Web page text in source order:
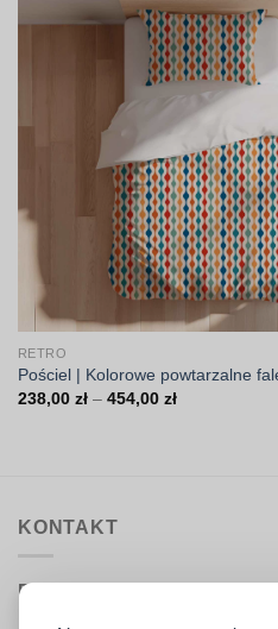
RETRO
Pościel | Kolorowe powtarzalne
238,00 zł – 454,00 złZakres
KONTAKT
Biuro obsługi: